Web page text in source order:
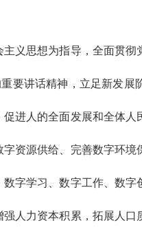
义思想为指导，全面贯
要讲话精神，立足新发
进人的全面发展和全体
资源供给、完善数字环
字学习、数字工作、数
人力资本积累，拓展人